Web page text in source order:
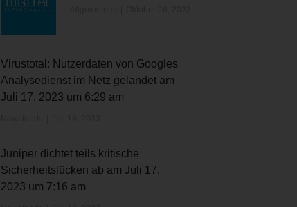
Virustotal: Nutzerdaten von Googles
Analysedienst im Netz gelandet am
Juli 17, 2023 um 6:29 am
Juniper dichtet teils kritische
Sicherheitslücken ab am Juli 17,
2023 um 7:16 am